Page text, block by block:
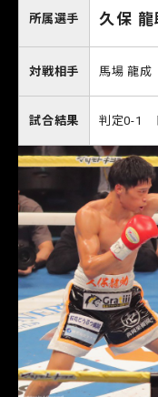
所属選手 久保 龍
対戦相手 馬場 龍成
試合結果 判定0-1